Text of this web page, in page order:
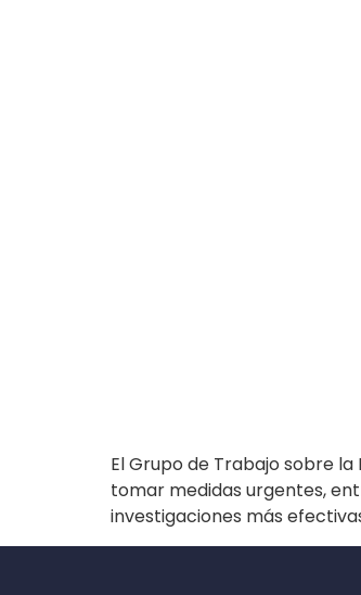
El Grupo de Trabajo sobre
tomar medidas urgentes,
investigaciones más